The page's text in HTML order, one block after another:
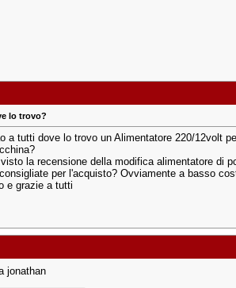
lo trovo?
a tutti dove lo trovo un Alimentatore 220/12volt
visto la recensione della modifica alimentatore di
per l'acquisto? Ovviamente a basso
e grazie a tutti
jonathan